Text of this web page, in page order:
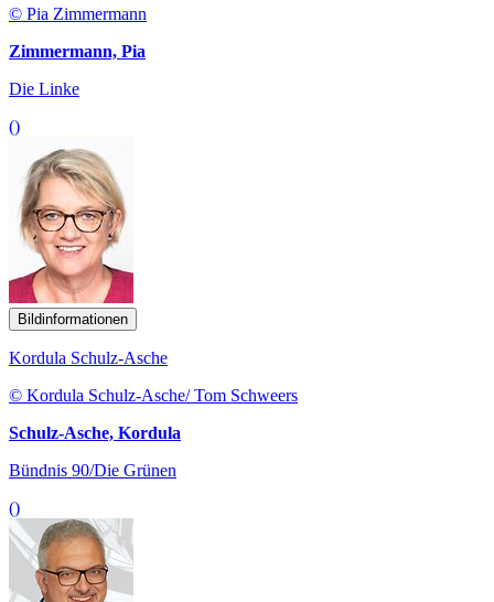
© Pia Zimmermann
Zimmermann, Pia
Die Linke
()
Bildinformationen
Kordula Schulz-Asche
© Kordula Schulz-Asche/ Tom Schweers
Schulz-Asche, Kordula
Bündnis 90/Die Grünen
()